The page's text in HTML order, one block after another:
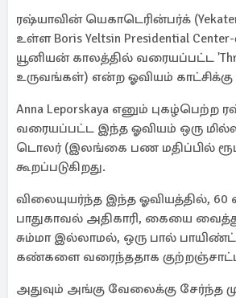
ரஷ்யாவின் யெகாடெரின்பர்க்
உள்ள Boris Yeltsin Presidential
யூனியன் காலத்தில் வரையப்பட்ட
உருவங்கள்) என்ற ஓவியம்
Anna Leporskaya எனும்
வரையப்பட்ட இந்த ஓவியம் ஒரு
டொலர் (இலங்கை பண மதிப்பில்
கூறப்படுகிறது.
விலையுயர்ந்த இந்த ஓவியத்தில்,
பாதுகாவல் அதிகாரி, கையை
சும்மா இல்லாமல், ஒரு பால்
கண்களை வரைந்ததாக
அதுவும் அங்கு வேலைக்கு சேர்ந்த